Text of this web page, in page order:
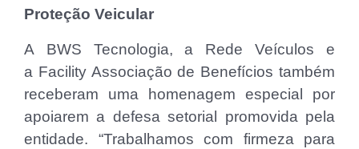
Proteção Veicular
A BWS Tecnologia, a Rede Veículos e
a Facility Associação de Benefícios também
receberam uma homenagem especial por
apoiarem a defesa setorial promovida pela
entidade. “Trabalhamos com firmeza para